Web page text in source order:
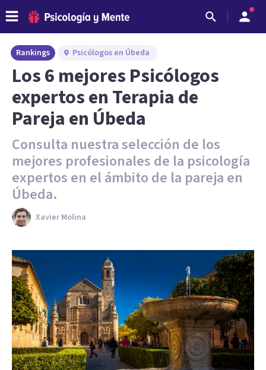
Rankings Psicólogos en Úbeda
Los 6 mejores Psicólogos
expertos en Terapia de
Pareja en Úbeda
Consulta nuestra selección de los
mejores profesionales de la psicología
expertos en el ámbito de la pareja en
Úbeda.
Xavier Molina